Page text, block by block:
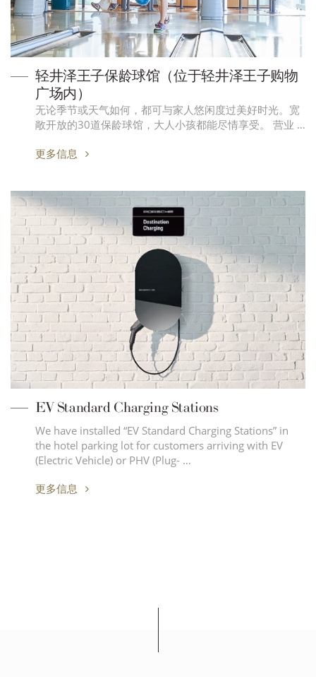
轻井泽王子保龄球馆（位于轻井泽王子购物
广场内）
无论季节或天气如何，都可与家人悠闲度过美好时光。宽
敞开放的30道保龄球馆，大人小孩都能尽情享受。 营业 …
更多信息
EV Standard Charging Stations
We have installed “EV Standard Charging Stations” in
the hotel parking lot for customers arriving with EV
(Electric Vehicle) or PHV (Plug- …
更多信息